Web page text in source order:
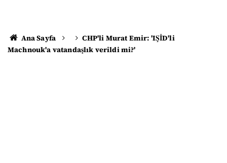
Ana Sayfa
CHP'li Murat Emir: 'IŞİD'li
Machnouk'a vatandaşlık verildi mi?'